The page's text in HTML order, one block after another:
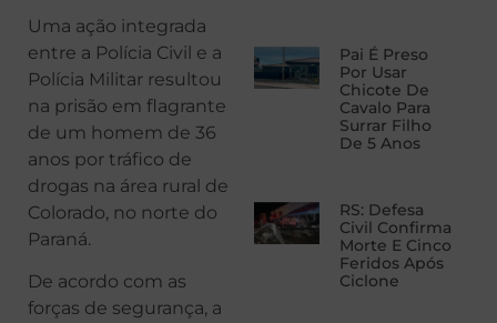
Uma ação integrada
entre a Polícia Civil e a
Polícia Militar resultou
na prisão em flagrante
de um homem de 36
anos por tráfico de
drogas na área rural de
Colorado, no norte do
Paraná.
De acordo com as
forças de segurança, a
Pai É Preso
Por Usar
Chicote De
Cavalo Para
Surrar Filho
De 5 Anos
RS: Defesa
Civil Confirma
Morte E Cinco
Feridos Após
Ciclone